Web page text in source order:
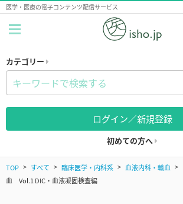
医学・医療の電子コンテンツ配信サービス
カテゴリー
ログイン／新規登録
初めての方へ
TOP すべて 臨床医学・内科系 血液内科・輸血
血 Vol.1 DIC・血液凝固検査編